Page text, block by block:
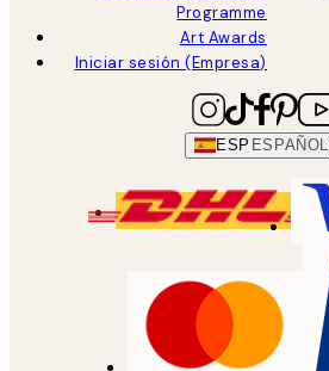
Programme
Art Awards
Iniciar sesión (Empresa)
ESP ESPAÑOL